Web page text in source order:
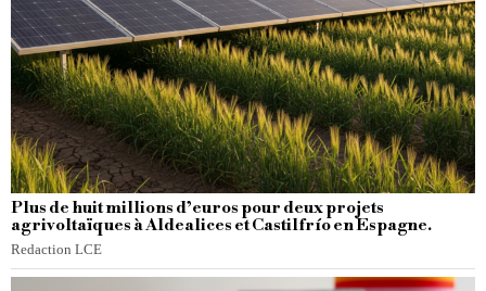
Plus de huit millions d’euros pour deux projets
agrivoltaïques à Aldealices et Castilfrío en Espagne.
Redaction LCE